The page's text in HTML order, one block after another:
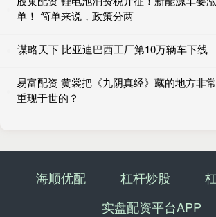
单！ 简单来说，政策分两
谋略天下 比亚迪巴西工厂第10万辆车下线
易富配资 黄裳把《九阴真经》藏的地方非
重现于世的？
海顺优配 杠杆炒股
实盘配资平台APP